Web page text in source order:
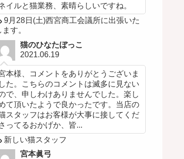
イルと猫業務、素晴らしいですね。
9月28日(土)西宮商工会議所に出張いた
ます。
猫のひなたぼっこ
2021.06.19
本様、コメントをありがとうございま
した。こちらのコメントは滅多に見ない
で、申しわけありませんでした。楽し
て頂いたようで良かったです。当店の
スタッフはお客様が大事に接してくだ
ってるおかげか、皆...
新しい猫スタッフ
宮本眞弓